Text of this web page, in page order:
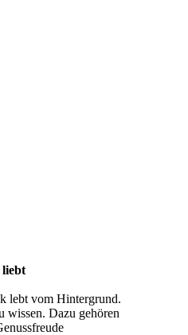
lebt vom Hintergrund.
wissen. Dazu gehören